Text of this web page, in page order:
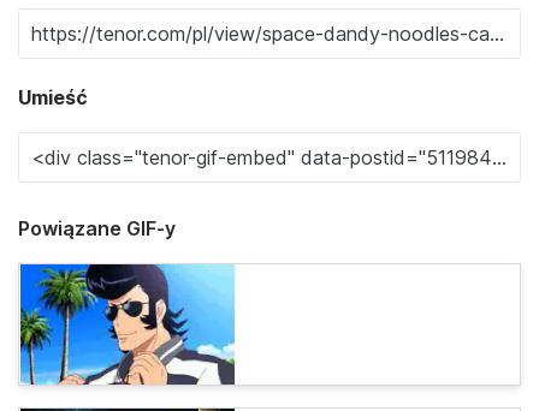
Umieść
Powiązane GIF-y